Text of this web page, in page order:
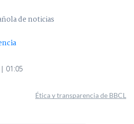
de noticias
01:05
Ética y transparencia de BBCL